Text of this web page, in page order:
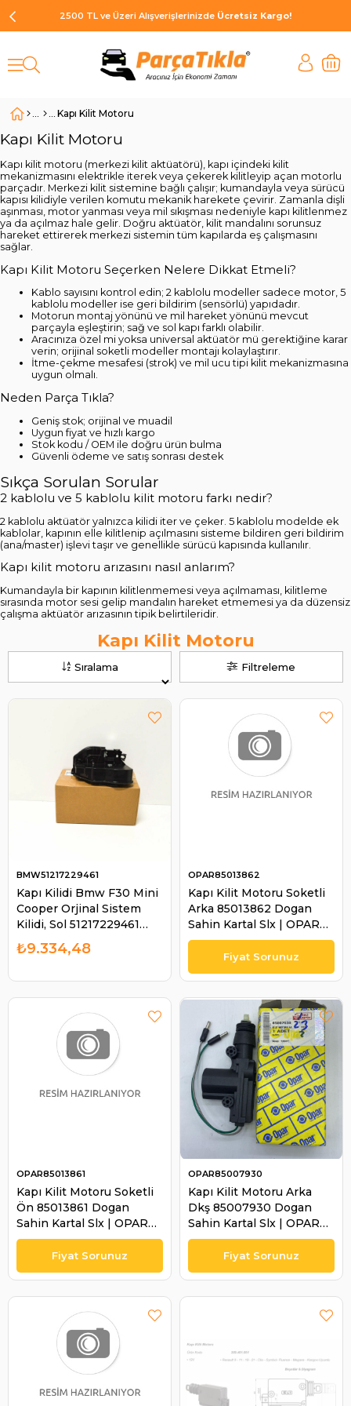
2500 TL ve Üzeri Alışverişlerinizde Ücretsiz Kargo!
Kapı Kilit Motoru
Kapı Kilit Motoru
Kapı kilit motoru (merkezi kilit aktüatörü), kapı içindeki kilit
mekanizmasını elektrikle iterek veya çekerek kilitleyip açan motorlu
parçadır. Merkezi kilit sistemine bağlı çalışır; kumandayla veya sürücü
kapısı kilidiyle verilen komutu mekanik harekete çevirir. Zamanla dişli
aşınması, motor yanması veya mil sıkışması nedeniyle kapı kilitlenmez
ya da açılmaz hale gelir. Doğru aktüatör, kilit mandalını sorunsuz
hareket ettirerek merkezi sistemin tüm kapılarda eş çalışmasını
sağlar.
Kapı Kilit Motoru Seçerken Nelere Dikkat Etmeli?
Kablo sayısını kontrol edin; 2 kablolu modeller sadece motor, 5
kablolu modeller ise geri bildirim (sensörlü) yapıdadır.
Motorun montaj yönünü ve mil hareket yönünü mevcut
parçayla eşleştirin; sağ ve sol kapı farklı olabilir.
Aracınıza özel mi yoksa universal aktüatör mü gerektiğine karar
verin; orijinal soketli modeller montajı kolaylaştırır.
İtme-çekme mesafesi (strok) ve mil ucu tipi kilit mekanizmasına
uygun olmalı.
Neden Parça Tıkla?
Geniş stok; orijinal ve muadil
Uygun fiyat ve hızlı kargo
Stok kodu / OEM ile doğru ürün bulma
Güvenli ödeme ve satış sonrası destek
Sıkça Sorulan Sorular
2 kablolu ve 5 kablolu kilit motoru farkı nedir?
2 kablolu aktüatör yalnızca kilidi iter ve çeker. 5 kablolu modelde ek
kablolar, kapının elle kilitlenip açılmasını sisteme bildiren geri bildirim
(ana/master) işlevi taşır ve genellikle sürücü kapısında kullanılır.
Kapı kilit motoru arızasını nasıl anlarım?
Kumandayla bir kapının kilitlenmemesi veya açılmaması, kilitleme
sırasında motor sesi gelip mandalın hareket etmemesi ya da düzensiz
çalışma aktüatör arızasının tipik belirtileridir.
Filtreleme
Sıralama
Kapı Kilit Motoru
Kapı Kilidi Bmw F30 Mini
Cooper Orjinal Sistem
Kilidi, Sol 51217229461
(51217229461) | BMW
51217229461
BMW51217229461
₺9.334,48
Kapı Kilit Motoru Soketli
Arka 85013862 Dogan
Sahin Kartal Slx | OPAR
85013862
OPAR85013862
Kapı Kilit Motoru Soketli
Ön 85013861 Dogan
Sahin Kartal Slx | OPAR
85013861
OPAR85013861
Kapı Kilit Motoru Arka
Dkş 85007930 Dogan
Sahin Kartal Slx | OPAR
85007930
OPAR85007930